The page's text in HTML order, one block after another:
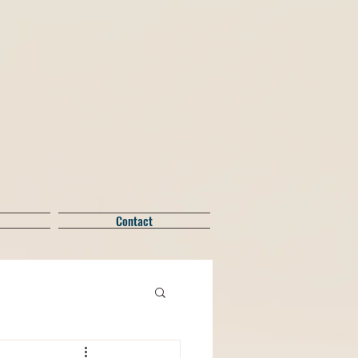
Contact